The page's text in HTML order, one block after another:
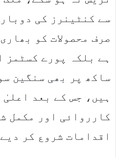
سے کنٹینرز کی
صرف محصولات کو
ہے بلکہ پورے کسٹمز
ساکھ پر بھی سنگین
ہیں، جس کے بعد
کارروائی اور مکمل
اقدامات شروع کر